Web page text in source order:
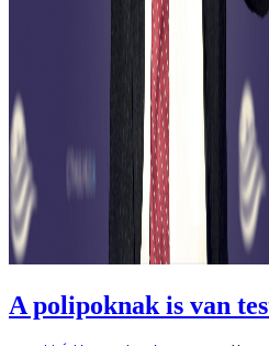
A polipoknak is van